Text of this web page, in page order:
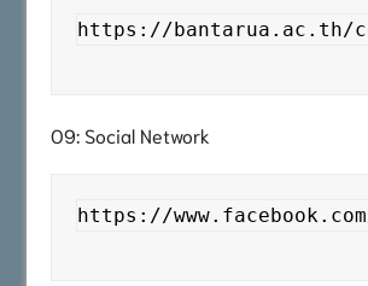
https://bantarua.ac.th/
O9: Social Network
https://